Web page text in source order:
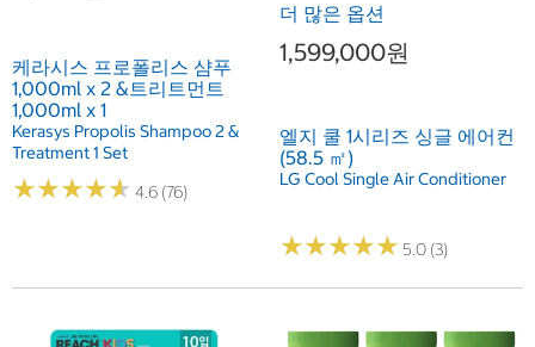
케라시스 프로폴리스 샴푸
1,000ml x 2 &트리트먼트
1,000ml x 1
Kerasys Propolis Shampoo 2 &
Treatment 1 Set
★★★★★
★★★★★ 4.6 (76)
더 많은 옵션
1,599,000원
엘지 쿨 1시리즈 싱글 에어컨
(58.5 ㎡)
LG Cool Single Air Conditioner
★★★★★
★★★★★ 5.0 (3)